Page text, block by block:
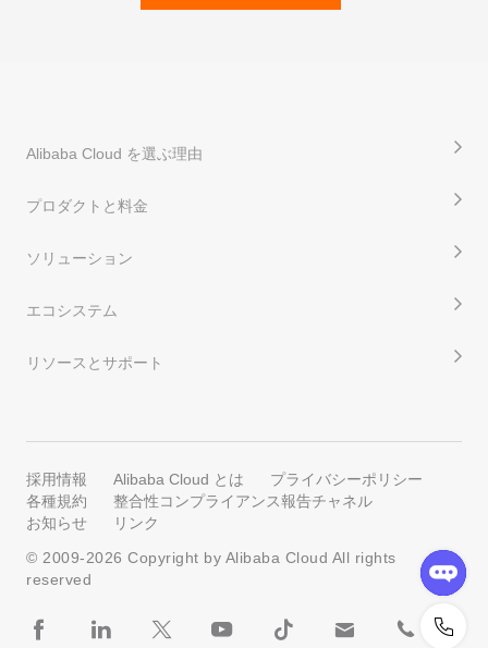
Alibaba Cloud を選ぶ理由
プロダクトと料金
ソリューション
エコシステム
リソースとサポート
採用情報 Alibaba Cloud とは
プライバシーポリシー
各種規約
整合性コンプライアンス報告チャネル
お知らせ
リンク
© 2009-2026 Copyright by Alibaba Cloud All rights
reserved